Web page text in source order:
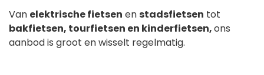
Van elektrische fietsen enstadsfietsen tot
bakfietsen, tourfietsen en kinderfietsen,ons
aanbod is groot en wisselt regelmatig.